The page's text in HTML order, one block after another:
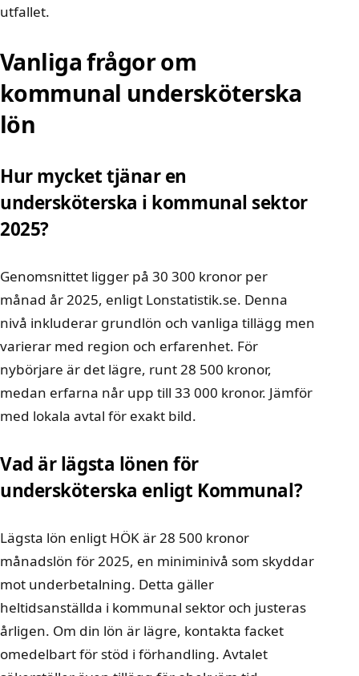
utfallet.
Vanliga frågor om
kommunal undersköterska
lön
Hur mycket tjänar en
undersköterska i kommunal sektor
2025?
Genomsnittet ligger på 30 300 kronor per
månad år 2025, enligt Lonstatistik.se. Denna
nivå inkluderar grundlön och vanliga tillägg men
varierar med region och erfarenhet. För
nybörjare är det lägre, runt 28 500 kronor,
medan erfarna når upp till 33 000 kronor. Jämför
med lokala avtal för exakt bild.
Vad är lägsta lönen för
undersköterska enligt Kommunal?
Lägsta lön enligt HÖK är 28 500 kronor
månadslön för 2025, en miniminivå som skyddar
mot underbetalning. Detta gäller
heltidsanställda i kommunal sektor och justeras
årligen. Om din lön är lägre, kontakta facket
omedelbart för stöd i förhandling. Avtalet